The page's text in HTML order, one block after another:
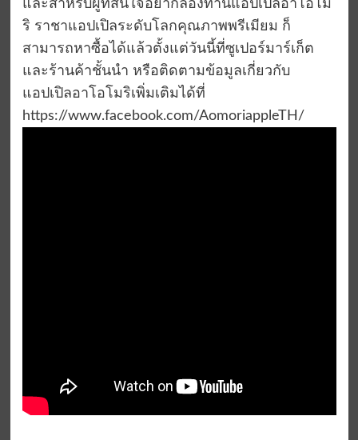
และสำหรับผู้ที่สนใจอยากลองทานแอปเปิลอาโอโม
ริ ราชาแอปเปิลระดับโลกคุณภาพพรีเมียม ก็
สามารถหาซื้อได้แล้วตั้งแต่วันนี้ที่ซูเปอร์มาร์เก็ต
และร้านค้าชั้นนำ หรือติดตามข้อมูลเกี่ยวกับ
แอปเปิลอาโอโมริเพิ่มเติมได้ที่
https://www.facebook.com/AomoriappleTH/